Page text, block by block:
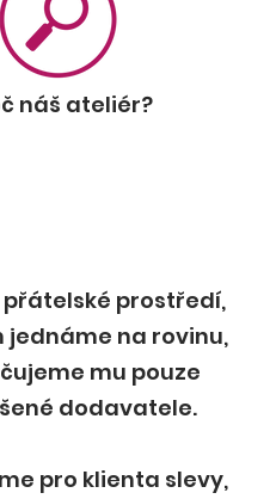
náš ateliér?
prostředí,
jednáme na rovinu,
mu pouze
dodavatele.
pro klienta slevy,